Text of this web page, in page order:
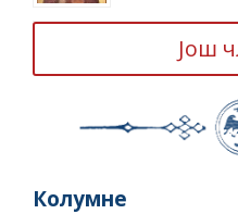
Још
Колумне